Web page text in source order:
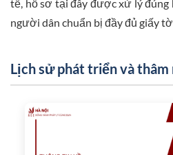
tế, hồ sơ tại đây được xử lý
người dân chuẩn bị đầy đủ giấy
Lịch sử phát triển và